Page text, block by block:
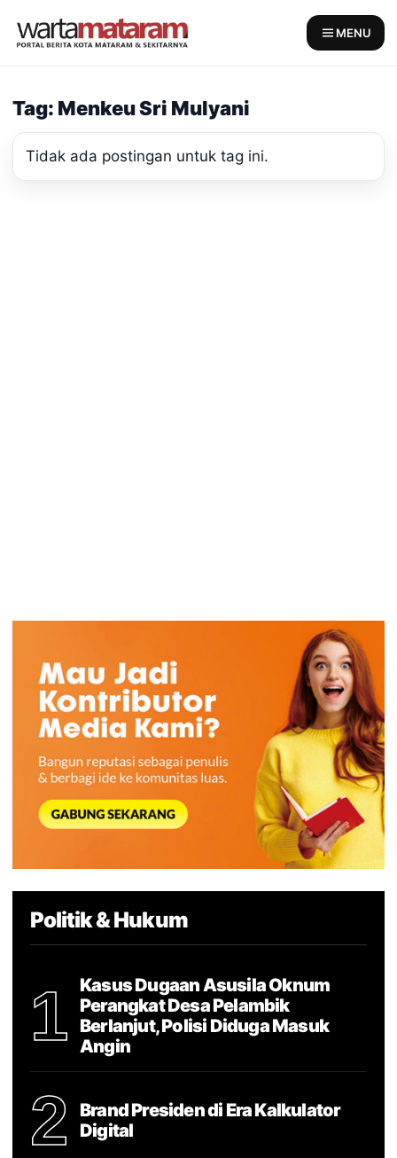
MENU
Tag: Menkeu Sri Mulyani
Tidak ada postingan untuk tag ini.
Politik & Hukum
1
Kasus Dugaan Asusila Oknum
Perangkat Desa Pelambik
Berlanjut, Polisi Diduga Masuk
Angin
2
Brand Presiden di Era Kalkulator
Digital